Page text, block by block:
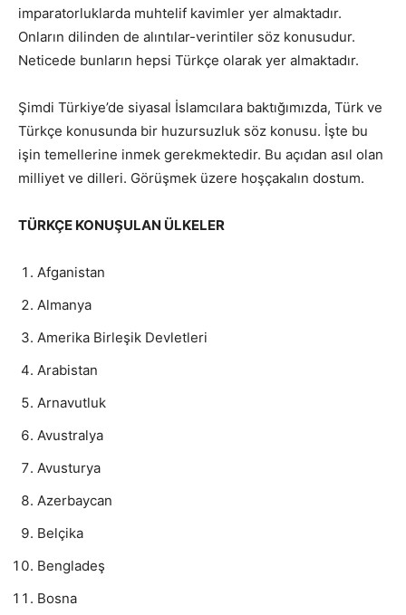
imparatorluklarda muhtelif kavimler yer almaktadır.
Onların dilinden de alıntılar-verintiler söz konusudur.
Neticede bunların hepsi Türkçe olarak yer almaktadır.
Şimdi Türkiye’de siyasal İslamcılara baktığımızda, Türk ve
Türkçe konusunda bir huzursuzluk söz konusu. İşte bu
işin temellerine inmek gerekmektedir. Bu açıdan asıl olan
milliyet ve dilleri. Görüşmek üzere hoşçakalın dostum.
TÜRKÇE KONUŞULAN ÜLKELER
Afganistan
Almanya
Amerika Birleşik Devletleri
Arabistan
Arnavutluk
Avustralya
Avusturya
Azerbaycan
Belçika
Bengladeş
Bosna